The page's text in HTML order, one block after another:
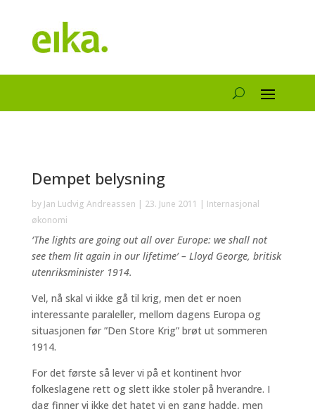
Dempet belysning
by Jan Ludvig Andreassen | 23. June 2011 | Internasjonal
økonomi
‘The lights are going out all over Europe: we shall not
see them lit again in our lifetime’ – Lloyd George, britisk
utenriksminister 1914.
Vel, nå skal vi ikke gå til krig, men det er noen
interessante paraleller, mellom dagens Europa og
situasjonen før ”Den Store Krig” brøt ut sommeren
1914.
For det første så lever vi på et kontinent hvor
folkeslagene rett og slett ikke stoler på hverandre. I
dag finner vi ikke det hatet vi en gang hadde, men